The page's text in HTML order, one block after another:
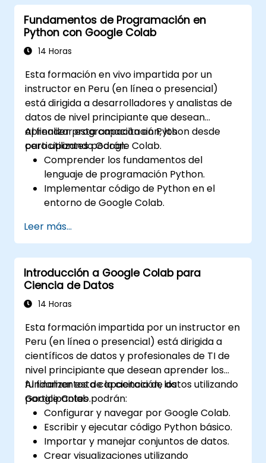
presentación y claridad.
Interpretar y presentar datos de manera
efectiva utilizando herramientas visuales.
Fundamentos de Programación en
Python con Google Colab
14 Horas
Esta formación en vivo impartida por un
instructor en Peru (en línea o presencial)
está dirigida a desarrolladores y analistas de
datos de nivel principiante que desean
aprender programación en Python desde
cero utilizando Google Colab.
Al finalizar esta capacitación, los
participantes podrán:
Comprender los fundamentos del
lenguaje de programación Python.
Implementar código de Python en el
entorno de Google Colab.
gestionar el flujo de un programa en
Python.
Crear funciones para organizar y
reutilizar el código de manera efectiva.
Explorar y utilizar bibliotecas básicas para
la programación en Python.
Leer más...
Introducción a Google Colab para
Ciencia de Datos
14 Horas
Esta formación impartida por un instructor en
Peru (en línea o presencial) está dirigida a
científicos de datos y profesionales de TI de
nivel principiante que desean aprender los
fundamentos de la ciencia de datos utilizando
Google Colab.
Al finalizar esta capacitación, los
participantes podrán:
Configurar y navegar por Google Colab.
Escribir y ejecutar código Python básico.
Importar y manejar conjuntos de datos.
Crear visualizaciones utilizando